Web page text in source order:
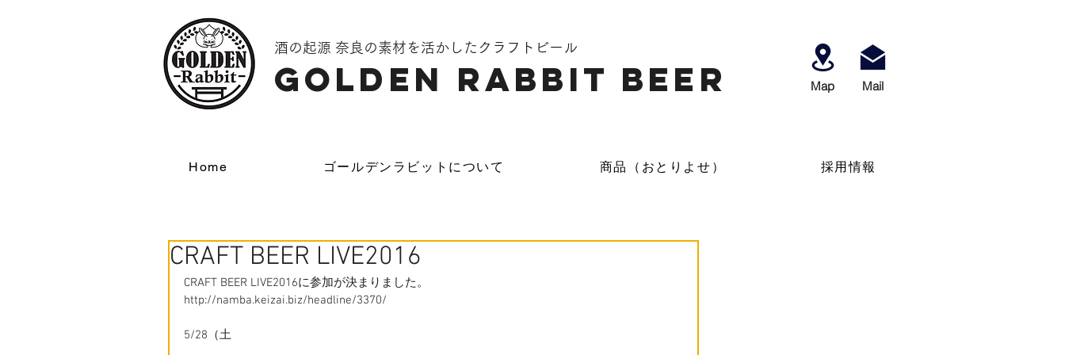
酒の起源 奈良の素材を活かしたクラフトビール
GOLDEN Rabbit Beer Map ​Mail
Home ゴールデンラビットについて 商品（おとりよせ） 採用情報
CRAFT BEER LIVE2016
CRAFT BEER LIVE2016に参加が決まりました。
http://namba.keizai.biz/headline/3370/
5/28（土